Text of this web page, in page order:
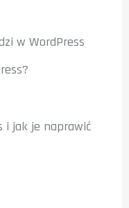
w WordPress
i jak je naprawić